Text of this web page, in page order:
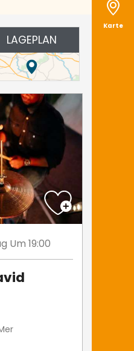
Karte
LAGEPLAN
Um 19:00